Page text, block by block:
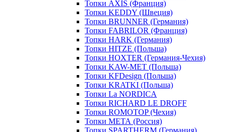
Топки AXIS (Франция)
Топки KEDDY (Швеция)
Топки BRUNNER (Германия)
Топки FABRILOR (Франция)
Топки HARK (Германия)
Топки HITZE (Польша)
Топки HOXTER (Германия-Чехия)
Топки KAW-MET (Польша)
Топки KFDesign (Польша)
Топки KRATKI (Польша)
Топки La NORDICA
Топки RICHARD LE DROFF
Топки ROMOTOP (Чехия)
Топки МЕТА (Россия)
Топки SPARTHERM (Германия)